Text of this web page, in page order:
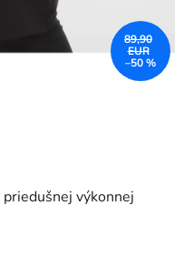
výkonnej
89,90
EUR
–50 %